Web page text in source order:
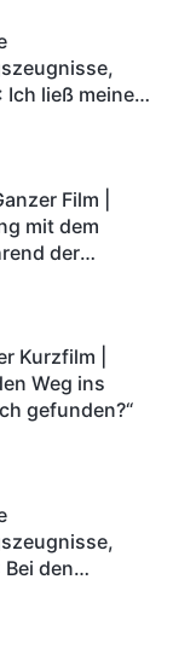
Ich ließ meine
Film |
mit dem
der
Gottes
Kurzfilm |
Weg ins
gefunden?“
Bei den